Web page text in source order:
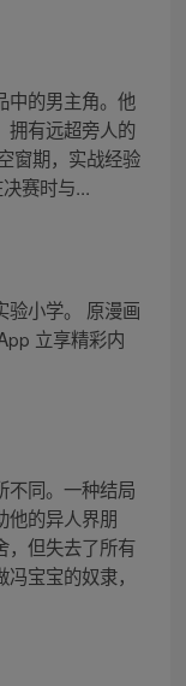
中的男主角。他
拥有远超旁人的
窗期，实战经验
赛时与...
验小学。 原漫画
立享精彩内
不同。一种结局
他的异人界朋
，但失去了所有
宝宝的奴隶，